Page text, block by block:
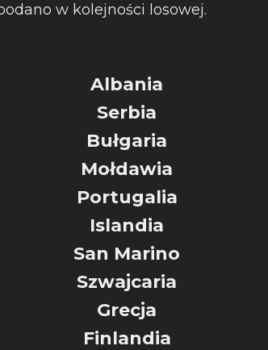
w kolejności losowej.
Albania
Serbia
Bułgaria
Mołdawia
Portugalia
Islandia
San Marino
Szwajcaria
Grecja
Finlandia